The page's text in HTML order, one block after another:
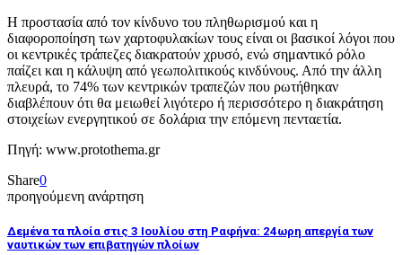
Η προστασία από τον κίνδυνο του πληθωρισμού και η
διαφοροποίηση των χαρτοφυλακίων τους είναι οι βασικοί λόγοι που
οι κεντρικές τράπεζες διακρατούν χρυσό, ενώ σημαντικό ρόλο
παίζει και η κάλυψη από γεωπολιτικούς κινδύνους. Από την άλλη
πλευρά, το 74% των κεντρικών τραπεζών που ρωτήθηκαν
διαβλέπουν ότι θα μειωθεί λιγότερο ή περισσότερο η διακράτηση
στοιχείων ενεργητικού σε δολάρια την επόμενη πενταετία.
Πηγή: www.protothema.gr
Share0
προηγούμενη ανάρτηση
Δεμένα τα πλοία στις 3 Ιουλίου στη Ραφήνα: 24ωρη απεργία των
ναυτικών των επιβατηγών πλοίων